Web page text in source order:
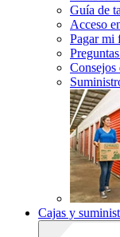
Guía de
Acceso
Pagar mi
Consejos
Cajas y